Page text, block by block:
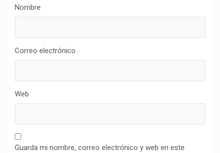
Nombre
Correo electrónico
Web
Guarda mi nombre, correo electrónico y web en este